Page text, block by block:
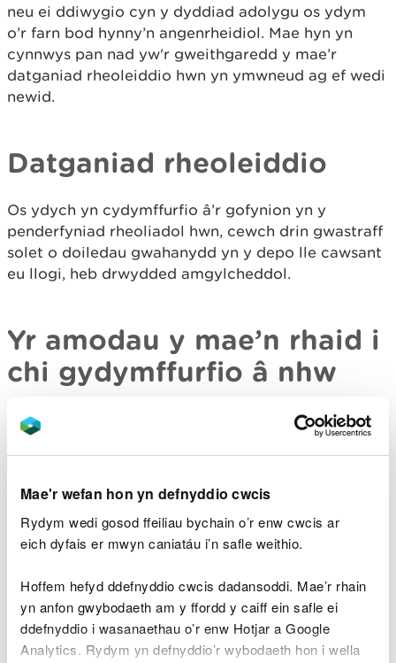
Mae'r wefan hon yn defnyddio cwcis
Rydym wedi gosod ffeiliau bychain o’r enw cwcis ar
eich dyfais er mwyn caniatáu i’n safle weithio.
Hoffem hefyd ddefnyddio cwcis dadansoddi. Mae’r rhain
yn anfon gwybodaeth am y ffordd y caiff ein safle ei
ddefnyddio i wasanaethau o’r enw Hotjar a Google
Analytics. Rydym yn defnyddio’r wybodaeth hon i wella
neu ei ddiwygio cyn y dyddiad adolygu os ydym
o’r farn bod hynny’n angenrheidiol. Mae hyn yn
cynnwys pan nad yw'r gweithgaredd y mae’r
datganiad rheoleiddio hwn yn ymwneud ag ef wedi
newid.
Datganiad rheoleiddio
Os ydych yn cydymffurfio â’r gofynion yn y
penderfyniad rheoliadol hwn, cewch drin gwastraff
solet o doiledau gwahanydd yn y depo lle cawsant
eu llogi, heb drwydded amgylcheddol.
Yr amodau y mae’n rhaid i
chi gydymffurfio â nhw
Rhaid:
eich bod dim ond yn compostio yn y depo
o’r depo hwnnw
eich bod dim ond yn compostio gwastraff solet o
doiledau gwahanydd sydd â system na all
gollwng sy'n gwahanu wrin, solidau a gwastraff
eich bod dim ond yn compostio gwastraff solet a
oedd wedi'i gymysgu â blawd llif neu naddion o
bren crai tra'r oedd y toiled compostio yn cael ei
ddefnyddio